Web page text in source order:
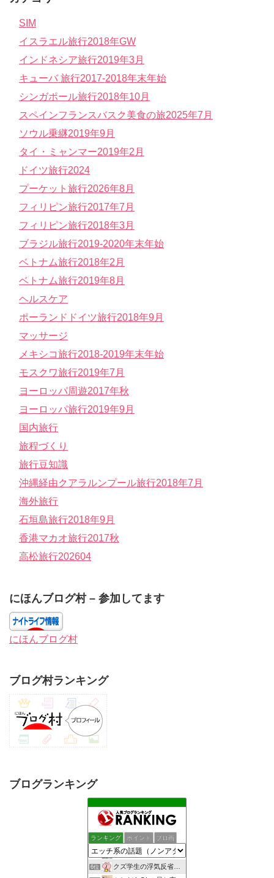
SIM
イスラエル旅行2018年GW
インドネシア旅行2019年3月
キューバ 旅行2017-2018年末年始
シンガポール旅行2018年10月
スペインフランスバスク美食の旅2025年7月
ソウル乗継2019年9月
タイ・ミャンマー2019年2月
ドイツ旅行2024
プーケット旅行2026年8月
フィリピン旅行2017年7月
フィリピン旅行2018年3月
ブラジル旅行2019-2020年末年始
ベトナム旅行2018年2月
ベトナム旅行2019年8月
ヘルスケア
ポーランドドイツ旅行2018年9月
マッサージ
メキシコ旅行2018-2019年末年始
モスクワ旅行2019年7月
ヨーロッパ周遊2017年秋
ヨーロッパ旅行2019年9月
国内旅行
旅程づくり
旅行豆知識
沖縄経由クアラルンプール旅行2018年7月
海外旅行
石垣島旅行2018年9月
香港マカオ旅行2017秋
高松旅行202604
にほんブログ村 – 参加してます
にほんブログ村
ブログ村ランキング
ブログランキング
ランキング ポイント ブロ画
2位 しっぽの練習帳
女子スポーツジャーナル
4位 一夜妻への想い
5位 ぼっち女のエロ事情 一人エッチをとことん楽しむアダルトブログ
6位 クズ学生の浮気反省日記